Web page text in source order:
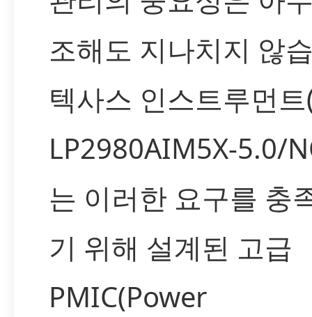
조해도 지나치지 않
텍사스 인스트루먼
LP2980AIM5X-5.0/
는 이러한 요구를 충
기 위해 설계된 고급
PMIC(Power